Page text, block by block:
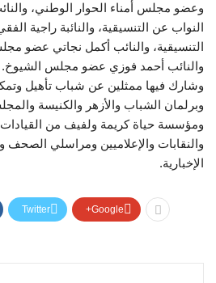
وعضو مجلس أمناء الحوار الوطني،
النواب عن التنسيقية، والنائبة راجية
التنسيقية، والنائب أكمل نجاتي عضو
والنائب أحمد فوزي عضو مجلس الشيوخ.
وشارك فيها ممثلين عن شباب تأهيل
وبرلمان الشباب والأزهر والكنيسة
ومؤسسة حياة كريمة ولفيف من
والنقابات والإعلاميين ومراسلي الصحف
الإخبارية.
Twitter Google+